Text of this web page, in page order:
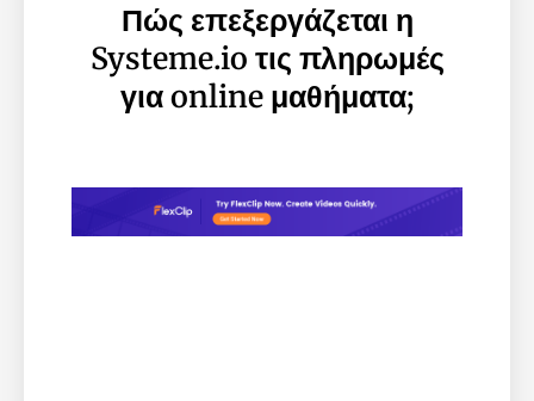
Πώς επεξεργάζεται η
Systeme.io τις πληρωμές
για online μαθήματα;